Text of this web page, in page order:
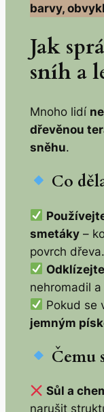
barvy,
Jak
sníh a
Mnoho lidí
dřevěnou
sněhu.
Co
smetáky–
povrch dřeva.
nehromadil
Pokud se
jemným
Čemu
Sůl a
narušit